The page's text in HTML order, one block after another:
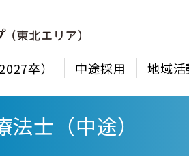
卒） 中途採用 地域
法士（中途）